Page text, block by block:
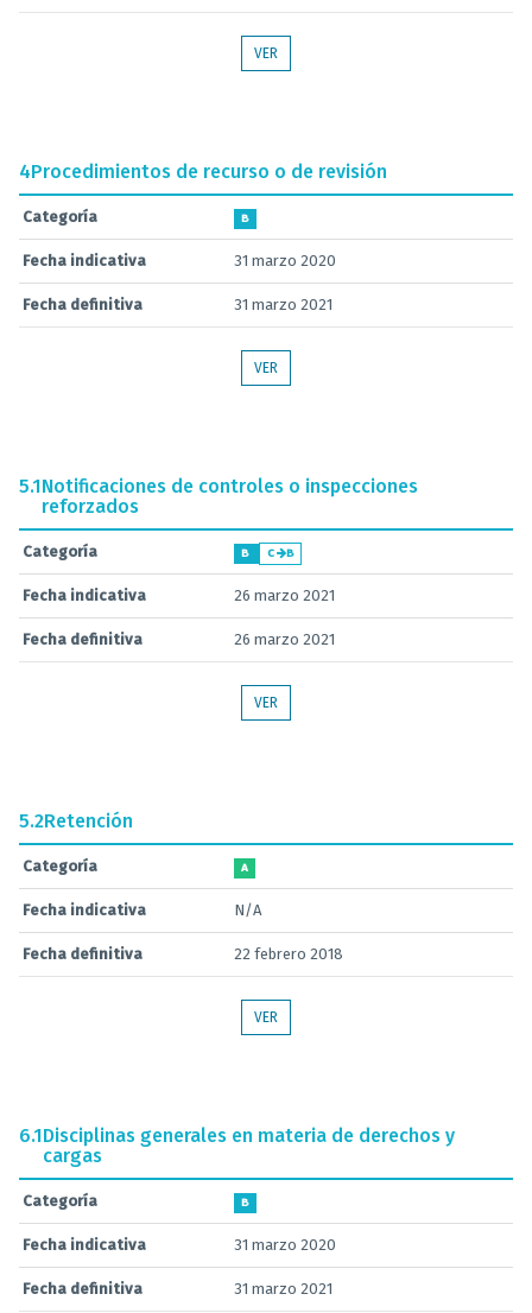
VER
4Procedimientos de recurso o de revisión
Categoría B
Fecha indicativa 31 marzo 2020
Fecha definitiva 31 marzo 2021
VER
5.1Notificaciones de controles o inspecciones
reforzados
Categoría B C B
Fecha indicativa 26 marzo 2021
Fecha definitiva 26 marzo 2021
VER
5.2Retención
Categoría A
Fecha indicativa N/A
Fecha definitiva 22 febrero 2018
VER
6.1Disciplinas generales en materia de derechos y
cargas
Categoría B
Fecha indicativa 31 marzo 2020
Fecha definitiva 31 marzo 2021